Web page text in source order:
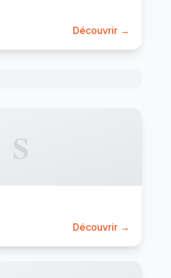
Découvrir →
S
Découvrir →